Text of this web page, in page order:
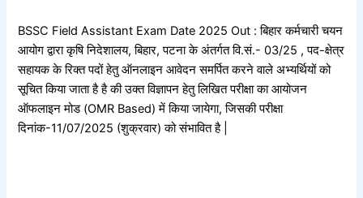
BSSC Field Assistant Exam Date 2025 Out : बिहार कर्मचारी चयन
आयोग द्वारा कृषि निदेशालय, बिहार, पटना के अंतर्गत वि.सं.- 03/25 , पद-क्षेत्र
सहायक के रिक्त पदों हेतु ऑनलाइन आवेदन समर्पित करने वाले अभ्यर्थियों को
सूचित किया जाता है है की उक्त विज्ञापन हेतु लिखित परीक्षा का आयोजन
ऑफलाइन मोड (OMR Based) में किया जायेगा, जिसकी परीक्षा
दिनांक-11/07/2025 (शुक्रवार) को संभावित है |